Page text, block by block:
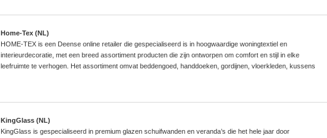
Home-Tex (NL)
HOME-TEX is een Deense online retailer die gespecialiseerd is in hoogwaardige woningtextiel en
interieurdecoratie, met een breed assortiment producten die zijn ontworpen om comfort en stijl in elke
leefruimte te verhogen. Het assortiment omvat beddengoed, handdoeken, gordijnen, vloerkleden, kussens
KingGlass (NL)
KingGlass is gespecialiseerd in premium glazen schuifwanden en veranda’s die het hele jaar door